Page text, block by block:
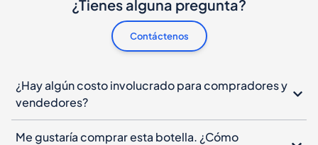
¿Tienes alguna pregunta?
Contáctenos
¿Hay algún costo involucrado para compradores y
vendedores?
Me gustaría comprar esta botella. ¿Cómo